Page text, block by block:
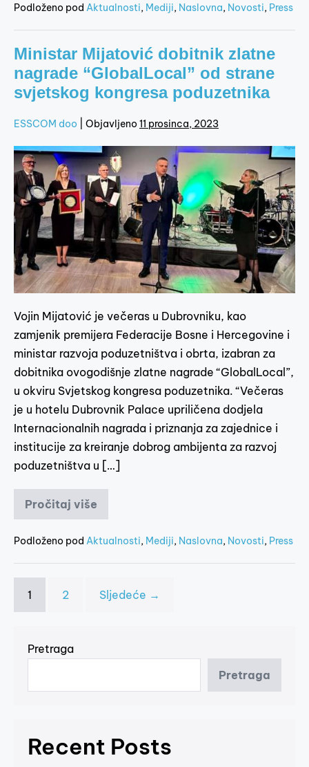
Podloženo pod Aktualnosti, Mediji, Naslovna, Novosti, Press
Ministar Mijatović dobitnik zlatne
nagrade “GlobalLocal” od strane
svjetskog kongresa poduzetnika
ESSCOM doo Objavljeno 11 prosinca, 2023
Vojin Mijatović je večeras u Dubrovniku, kao
zamjenik premijera Federacije Bosne i Hercegovine i
ministar razvoja poduzetništva i obrta, izabran za
dobitnika ovogodišnje zlatne nagrade “GlobalLocal”,
u okviru Svjetskog kongresa poduzetnika. “Večeras
je u hotelu Dubrovnik Palace upriličena dodjela
Internacionalnih nagrada i priznanja za zajednice i
institucije za kreiranje dobrog ambijenta za razvoj
poduzetništva u […]
Pročitaj više
Podloženo pod Aktualnosti, Mediji, Naslovna, Novosti, Press
1 2 Sljedeće →
Pretraga
Pretraga
Recent Posts